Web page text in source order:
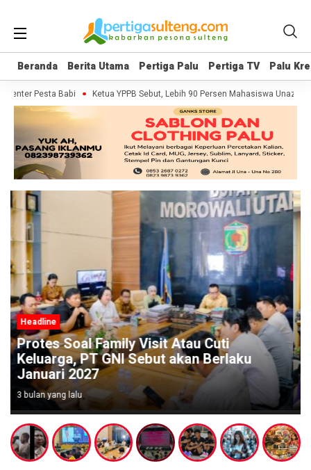
Beranda Berita Utama Pertiga Palu Pertiga TV Palu
Beranda Berita Utama Pertiga Palu Pertiga TV Palu
Pesta Babi Ketua YPPB Sebut, Lebih 90 Persen Mahasiswa
Headline
Wabup Poso Jemput Peluang Besar
Kakao Sulawesi di Forum Strategis
Makassar
3 bulan yang lalu